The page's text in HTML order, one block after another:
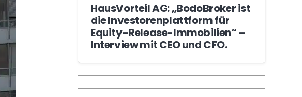
HausVorteil AG: „BodoBroker ist
die Investorenplattform für
Equity-Release-Immobilien“ –
Interview mit CEO und CFO.
Wochenrückblick
Trendthemen